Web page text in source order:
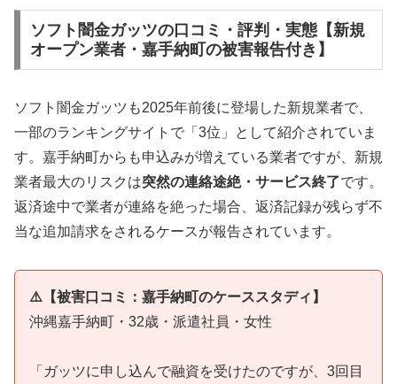
ソフト闇金ガッツの口コミ・評判・実態【新規
オープン業者・嘉手納町の被害報告付き】
ソフト闇金ガッツも2025年前後に登場した新規業者で、
一部のランキングサイトで「3位」として紹介されていま
す。嘉手納町からも申込みが増えている業者ですが、新規
業者最大のリスクは突然の連絡途絶・サービス終了です。
返済途中で業者が連絡を絶った場合、返済記録が残らず不
当な追加請求をされるケースが報告されています。
⚠️【被害口コミ：嘉手納町のケーススタディ】
沖縄嘉手納町・32歳・派遣社員・女性
「ガッツに申し込んで融資を受けたのですが、3回目